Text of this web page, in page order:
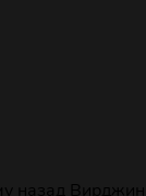
назад